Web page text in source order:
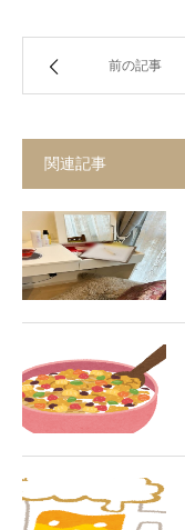
前の記事
関連記事